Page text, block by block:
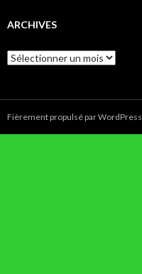
ARCHIVES
Archives
Fièrement propulsé par WordPress